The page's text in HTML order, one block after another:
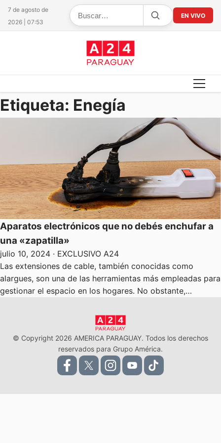
7 de agosto de
2026 | 07:53
EN VIVO
Etiqueta: Enegía
Aparatos electrónicos que no debés enchufar a
una «zapatilla»
julio 10, 2024 · EXCLUSIVO A24
Las extensiones de cable, también conocidas como
alargues, son una de las herramientas más empleadas para
gestionar el espacio en los hogares. No obstante,…
© Copyright 2026 AMERICA PARAGUAY. Todos los derechos
reservados para Grupo América.